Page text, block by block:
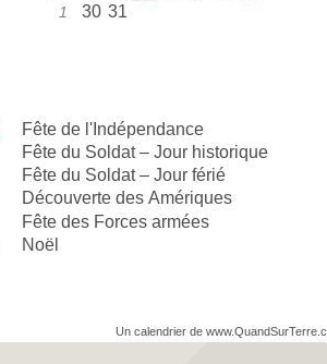
1 30 31
Fête de l'Indépendance
Fête du Soldat – Jour historique
Fête du Soldat – Jour férié
Découverte des Amériques
Fête des Forces armées
Noël
Un calendrier de